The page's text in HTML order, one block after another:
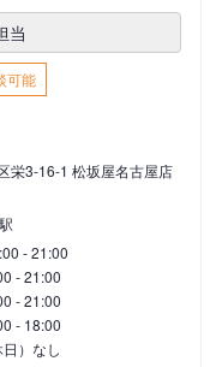
当
可能
栄3-16-1 松坂屋名古屋店
- 21:00
- 21:00
- 21:00
- 18:00
日）なし